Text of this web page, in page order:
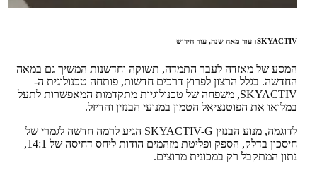
SKYACTIV: עוד מאה שנה, עוד חידוש
המסע של מאזדה לעבר התמדה, תשוקה וחדשנות המשיך גם במאה
החדשה. בגלל הרצון לפרוץ דרכים חדשות, פותחה טכנולוגית ה-
SKYACTIV, משפחה של טכנולוגיות מתקדמות המאפשרות לתעל
במלואו את הפוטנציאל הטמון במנועי הבנזין והדיזל.
לדוגמה, מנוע הבנזין SKYACTIV-G הגיע לרמה חדשה לגמרי של
חיסכון בדלק, הספק ופליטת מזהמים הודות ליחס דחיסה של 14:1,
נתון המתקבל רק במכונית מרוצים.